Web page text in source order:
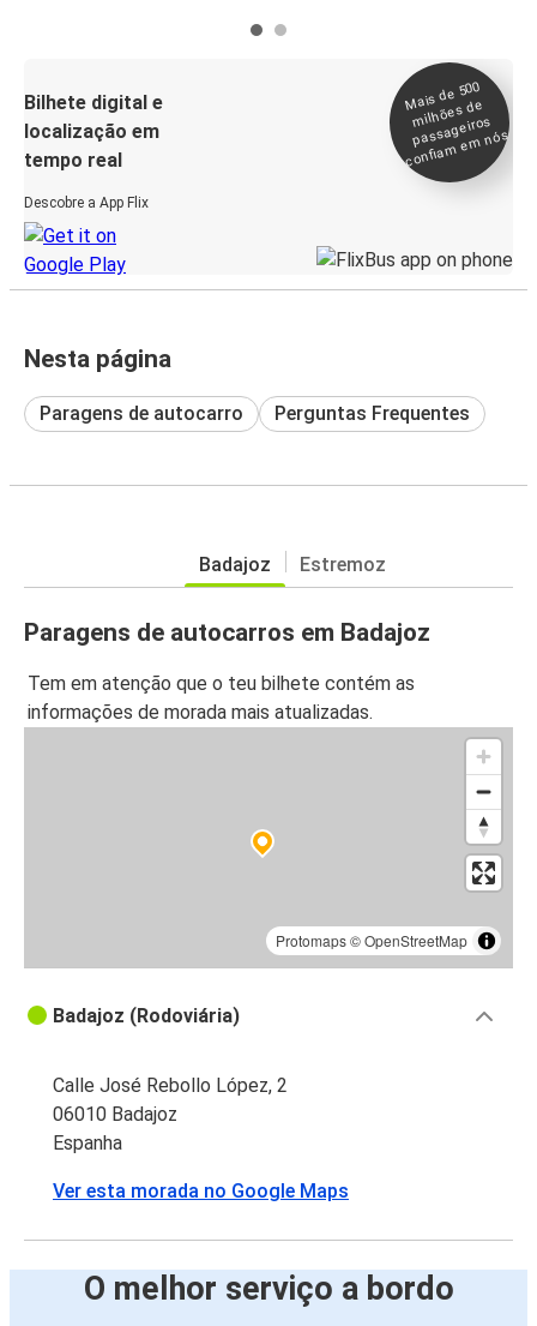
Bilhete digital e
localização em
tempo real
Descobre a App Flix
Mais de 500
milhões de
passageiros
confia
m e
m nós
Nesta página
Paragens de autocarro Perguntas Frequentes
Badajoz Estremoz
Paragens de autocarros em Badajoz
Tem em atenção que o teu bilhete contém as
informações de morada mais atualizadas.
Protomaps©OpenStreetMap
Badajoz (Rodoviária)
Calle José Rebollo López, 2
06010 Badajoz
Espanha
Ver esta morada no Google Maps
O melhor serviço a bordo